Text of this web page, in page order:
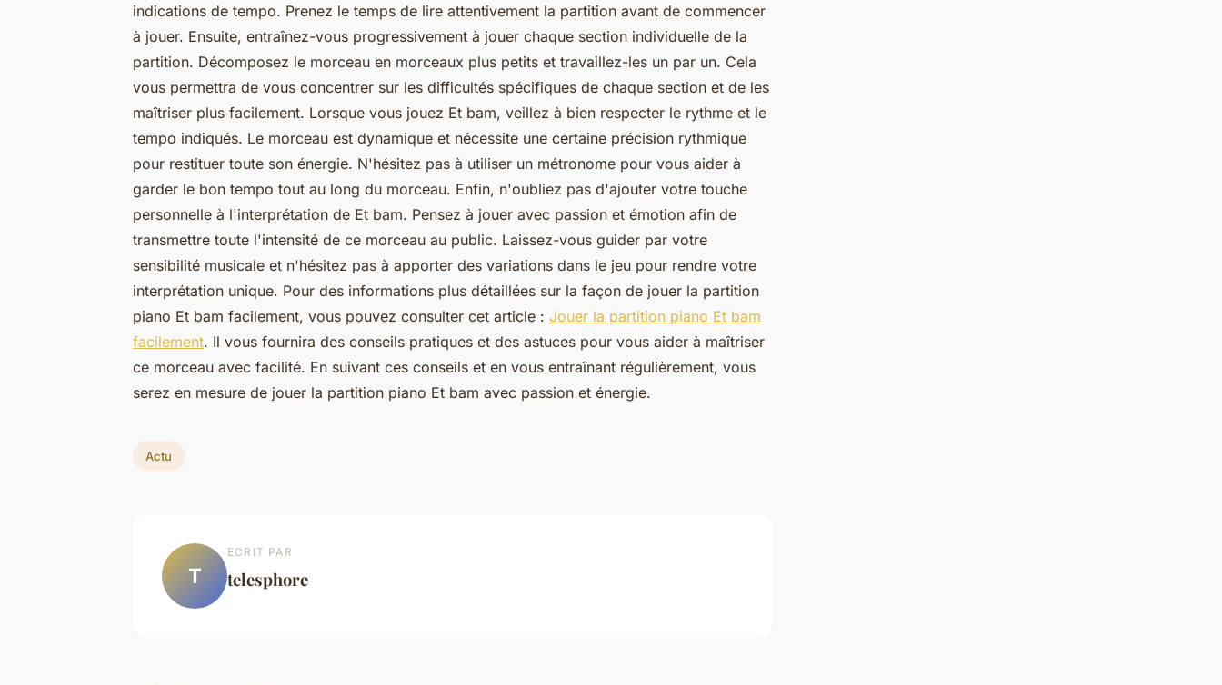
indications de tempo. Prenez le temps de lire attentivement la partition avant de commencer
à jouer. Ensuite, entraînez-vous progressivement à jouer chaque section individuelle de la
partition. Décomposez le morceau en morceaux plus petits et travaillez-les un par un. Cela
vous permettra de vous concentrer sur les difficultés spécifiques de chaque section et de les
maîtriser plus facilement. Lorsque vous jouez Et bam, veillez à bien respecter le rythme et le
tempo indiqués. Le morceau est dynamique et nécessite une certaine précision rythmique
pour restituer toute son énergie. N'hésitez pas à utiliser un métronome pour vous aider à
garder le bon tempo tout au long du morceau. Enfin, n'oubliez pas d'ajouter votre touche
personnelle à l'interprétation de Et bam. Pensez à jouer avec passion et émotion afin de
transmettre toute l'intensité de ce morceau au public. Laissez-vous guider par votre
sensibilité musicale et n'hésitez pas à apporter des variations dans le jeu pour rendre votre
interprétation unique. Pour des informations plus détaillées sur la façon de jouer la partition
piano Et bam facilement, vous pouvez consulter cet article : Jouer la partition piano Et bam
facilement. Il vous fournira des conseils pratiques et des astuces pour vous aider à maîtriser
ce morceau avec facilité. En suivant ces conseils et en vous entraînant régulièrement, vous
serez en mesure de jouer la partition piano Et bam avec passion et énergie.
Actu
T
ECRIT PAR
telesphore